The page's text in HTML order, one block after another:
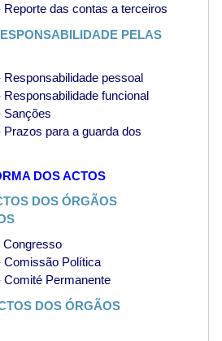
Reporte das contas a terceiros
PELAS
Responsabilidade pessoal
Responsabilidade funcional
Sanções
Prazos para a guarda dos
DOS ACTOS
DOS ÓRGÃOS
Congresso
Comissão Política
Comité Permanente
DOS ÓRGÃOS